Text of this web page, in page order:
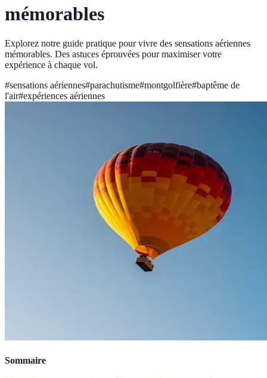
mémorables
Explorez notre guide pratique pour vivre des sensations aériennes
mémorables. Des astuces éprouvées pour maximiser votre
expérience à chaque vol.
#sensations aériennes#parachutisme#montgolfière#baptême de
l'air#expériences aériennes
Sommaire